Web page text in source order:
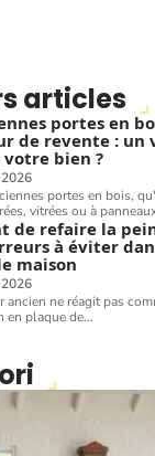
articles
portes en
de revente : un
votre bien ?
portes en bois,
vitrées ou à
de refaire la
à éviter
maison
ancien ne réagit pas
en plaque de…